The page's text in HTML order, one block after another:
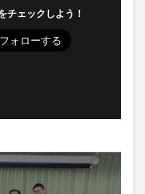
チェックしよう！